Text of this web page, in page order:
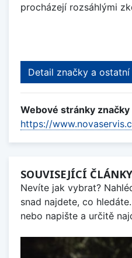
procházejí rozsáhlými
Detail značky a
Webové stránky značky
https://
SOUVISEJÍCÍ
Nevíte jak vybrat?
snad najdete, co
nebo napište a určitě